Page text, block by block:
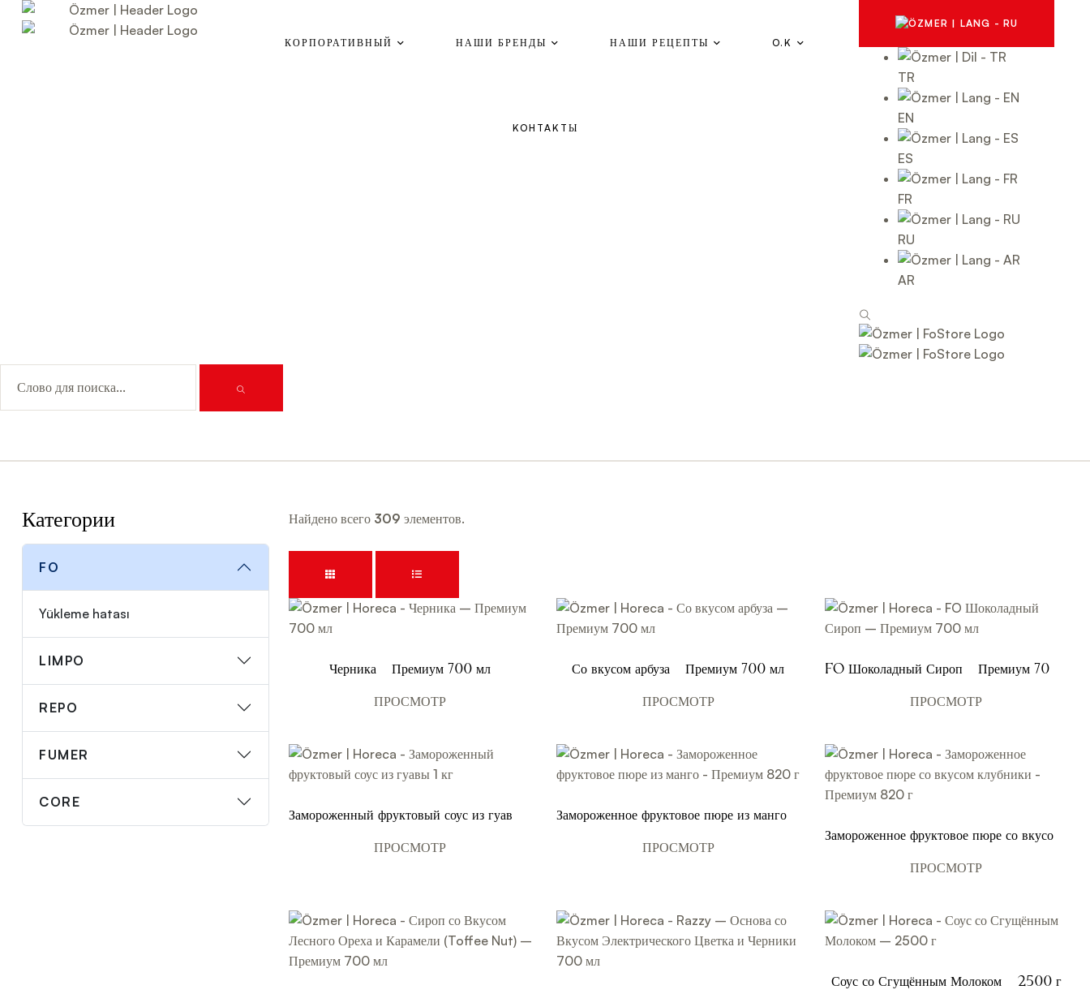
КОРПОРАТИВНЫЙ НАШИ БРЕНДЫ НАШИ РЕЦЕПТЫ O.K
KOHTAKTЫ
TR
EN
ES
FR
RU
AR
Категории
FO
Yükleme hatası
LIMPO
REPO
FUMER
CORE
Найдено всего 309 элементов.
Черника – Премиум 700 мл
ПРОСМОТР
Со вкусом арбуза – Премиум 700 мл
ПРОСМОТР
FO Шоколадный Сироп – Премиум 700
ПРОСМОТР
Замороженный фруктовый соус из гуавы 1
ПРОСМОТР
Замороженное фруктовое пюре из манго -
ПРОСМОТР
Замороженное фруктовое пюре со вкусом
ПРОСМОТР
Соус со Сгущённым Молоком – 2500 г